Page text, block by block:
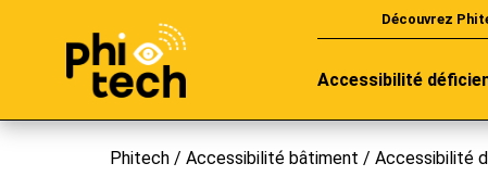
Découvrez
Accessibilité
Phitech/ Accessibilité bâtiment / Accessibilité